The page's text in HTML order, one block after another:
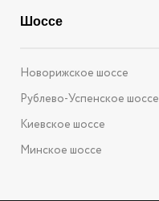
Шоссе
Новорижское шоссе
Рублево-Успенское шоссе
Киевское шоссе
Минское шоссе